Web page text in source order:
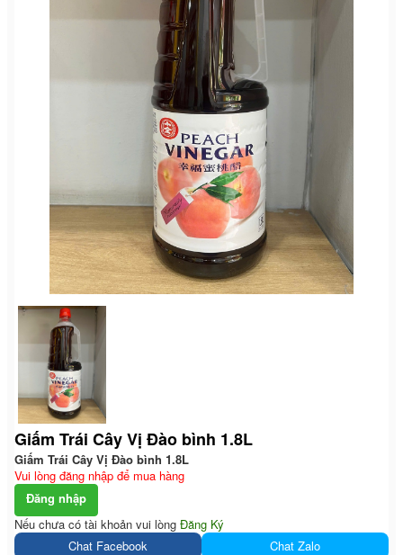
Giấm Trái Cây Vị Đào bình 1.8L
Giấm Trái Cây Vị Đào bình 1.8L
Vui lòng đăng nhập để mua hàng
Đăng nhập
Nếu chưa có tài khoản vui lòng Đăng Ký
Chat Facebook
Chat Zalo